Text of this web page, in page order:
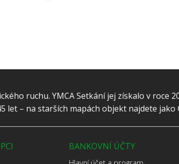
ruchu. YMCA Setkání jej získalo v roce
let – na starších mapách objekt najdete jako
BANKOVNÍ ÚČTY